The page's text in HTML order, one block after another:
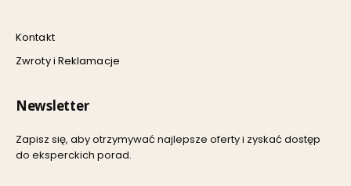
Kontakt
Zwroty i Reklamacje
Newsletter
Zapisz się, aby otrzymywać najlepsze oferty i zyskać dostęp
do eksperckich porad.